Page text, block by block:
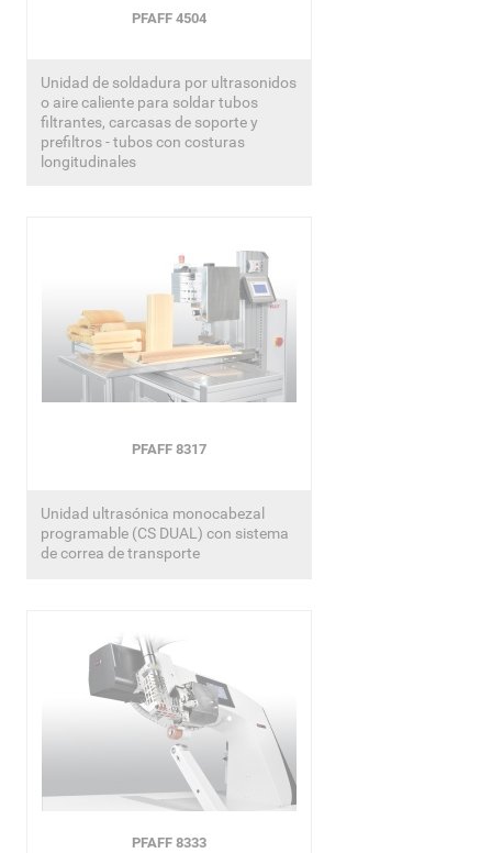
PFAFF 4504
Unidad de soldadura por ultrasonidos
o aire caliente para soldar tubos
filtrantes, carcasas de soporte y
prefiltros - tubos con costuras
longitudinales
PFAFF 8317
Unidad ultrasónica monocabezal
programable (CS DUAL) con sistema
de correa de transporte
PFAFF 8333